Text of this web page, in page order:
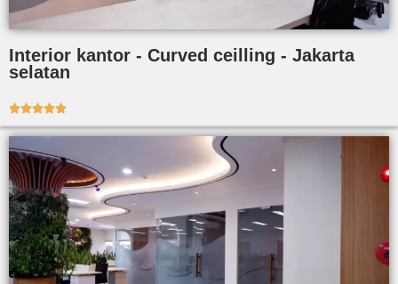
Interior kantor - Curved ceilling - Jakarta
selatan
